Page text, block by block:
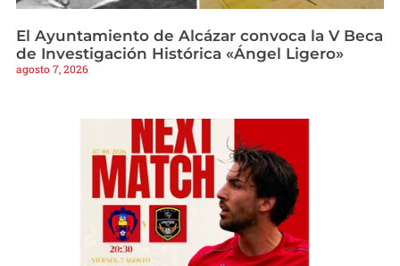
El Ayuntamiento de Alcázar convoca la V Beca
de Investigación Histórica «Ángel Ligero»
agosto 7, 2026